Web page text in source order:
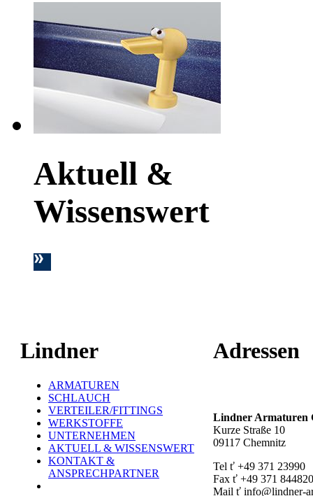
Aktuell &
Wissenswert
Lindner
ARMATUREN
SCHLAUCH
VERTEILER/FITTINGS
WERKSTOFFE
UNTERNEHMEN
AKTUELL & WISSENSWERT
KONTAKT &
ANSPRECHPARTNER
Adressen
Lindner Armaturen
Kurze Straße 10
09117 Chemnitz
Tel ť +49 371 23990
Fax ť +49 371
Mail ť info@lindner-